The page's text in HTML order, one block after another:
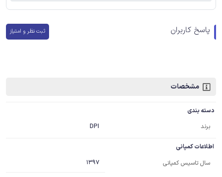
پاسخ کاربران ثبت نظر و امتیاز
مشخصات
دسته بندی
برند
DPI
اطلاعات کمپانی
سال تاسیس کمپانی
1397